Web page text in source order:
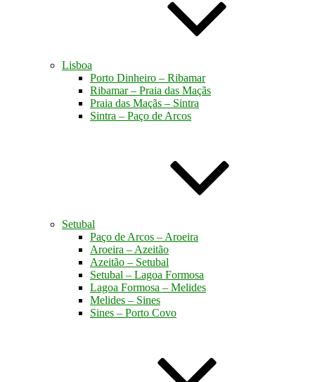
Lisboa
Porto Dinheiro – Ribamar
Ribamar – Praia das Maçãs
Praia das Maçãs – Sintra
Sintra – Paço de Arcos
Setubal
Paço de Arcos – Aroeira
Aroeira – Azeitão
Azeitão – Setubal
Setubal – Lagoa Formosa
Lagoa Formosa – Melides
Melides – Sines
Sines – Porto Covo